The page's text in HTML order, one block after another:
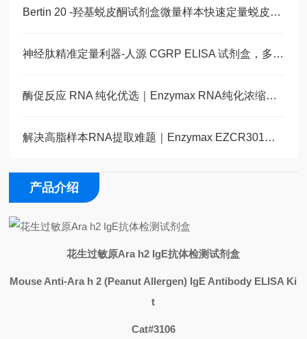
Bertin 20 -羟基蜕皮酮试剂盒微量样本快速定量蜕皮激素
神经肽精准定量利器-人源 CGRP ELISA 试剂盒，多类型样本直接检测
酶促反应 RNA 纯化优选｜Enzymax RNA纯化浓缩试剂盒
解决高脂样本RNA提取难题｜Enzymax EZCR301全能型总RNA提取试剂盒
产品介绍
花生过敏原Ara h2 IgE抗体检测试剂盒
Mouse Anti-Ara h 2 (Peanut Allergen) IgE Antibody ELISA Ki
t
Cat#3106